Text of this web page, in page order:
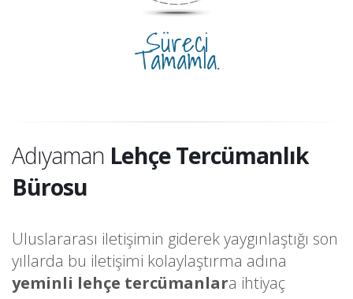
Süreci
Tamamla.
Adıyaman Lehçe Tercümanlık
Bürosu
Uluslararası iletişimin giderek yaygınlaştığı son
yıllarda bu iletişimi kolaylaştırma adına
yeminli lehçe tercümanlara ihtiyaç